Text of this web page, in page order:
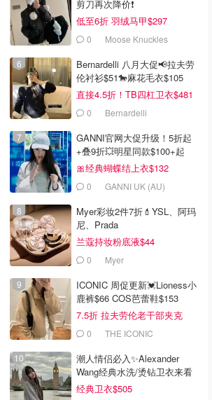
剪刀再次降价❗️
低至6折 羽绒马甲$297
0 Moose Knuckles
Bernardelli 八月大促📢拉夫劳
伦衬衫$51🐎麻花毛衣$105
直接4.5折！TB四杠卫衣$481
0 Bernardelli
GANNI官网大促升级！5折起
+叠9折💥明星同款$100+起
🎀经典蝴蝶结上衣$132
0 GANNI UK (AU)
Myer彩妆2件7折💄YSL、阿玛
尼、Prada
兰蔻持妆粉底液$44
0 Myer
ICONIC 周促更新💓Lioness小
鹿裤$66 COS芭蕾鞋$153
7.5折 拉夫劳伦老干部夹克
$4190 THE ICONIC
潮人情侣必入✨Alexander
Wang经典水洗/烫钻卫衣来看
经典卫衣$505